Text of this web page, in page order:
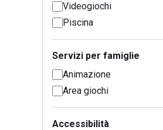
Videogiochi
Piscina
Servizi per famiglie
Animazione
Area giochi
Accessibilità